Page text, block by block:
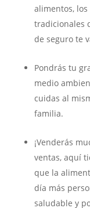
alimentos, los
tradicionales
de seguro te
Pondrás tu
medio
cuidas al
familia.
¡Venderás
ventas, aquí
que la
día más
saludable y